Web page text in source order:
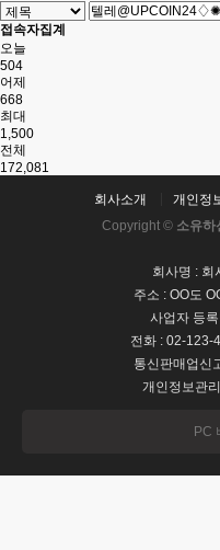
접속자집계
오늘
504
어제
668
최대
1,500
전체
172,081
회사소개 개인정
Copyright © 소유하
회사명 : 회
주소 : OO도
사업자 등
전화 : 02-123-
통신판매업신
개인정보관
PC